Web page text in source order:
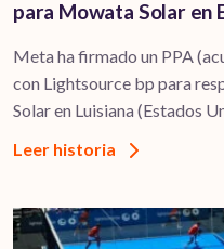
para Mowata Solar en
Meta ha firmado un PPA
con Lightsource bp para
Solar en Luisiana (Estados
Leer historia